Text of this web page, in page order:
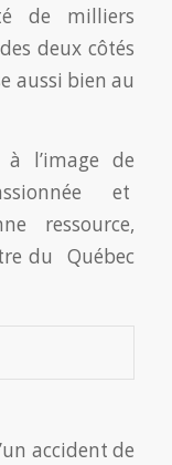
de milliers
deux côtés
aussi bien au
l’image de
et
ressource,
du Québec
accident de